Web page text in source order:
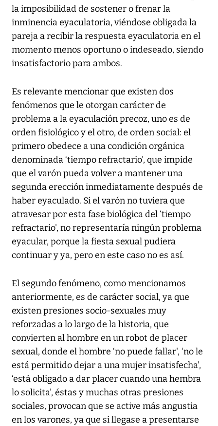
la imposibilidad de sostener o frenar la
inminencia eyaculatoria, viéndose obligada la
pareja a recibir la respuesta eyaculatoria en el
momento menos oportuno o indeseado, siendo
insatisfactorio para ambos.
Es relevante mencionar que existen dos
fenómenos que le otorgan carácter de
problema a la eyaculación precoz, uno es de
orden fisiológico y el otro, de orden social: el
primero obedece a una condición orgánica
denominada ‘tiempo refractario', que impide
que el varón pueda volver a mantener una
segunda erección inmediatamente después de
haber eyaculado. Si el varón no tuviera que
atravesar por esta fase biológica del ‘tiempo
refractario', no representaría ningún problema
eyacular, porque la fiesta sexual pudiera
continuar y ya, pero en este caso no es así.
El segundo fenómeno, como mencionamos
anteriormente, es de carácter social, ya que
existen presiones socio-sexuales muy
reforzadas a lo largo de la historia, que
convierten al hombre en un robot de placer
sexual, donde el hombre ‘no puede fallar', ‘no le
está permitido dejar a una mujer insatisfecha',
‘está obligado a dar placer cuando una hembra
lo solicita', éstas y muchas otras presiones
sociales, provocan que se active más angustia
en los varones, ya que si llegase a presentarse